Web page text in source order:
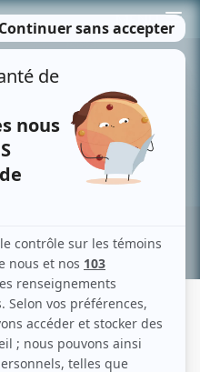
MENU
Recherche avancée »